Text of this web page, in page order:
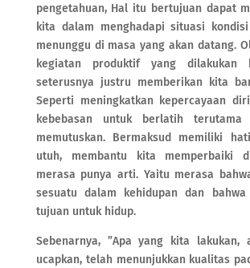
pengetahuan, Hal itu bertujuan dapat
kita dalam menghadapi situasi
menunggu di masa yang akan datang.
kegiatan produktif yang
seterusnya justru memberikan kita
Seperti meningkatkan kepercayaan
kebebasan untuk berlatih
memutuskan. Bermaksud memiliki
utuh, membantu kita memperbaiki
merasa punya arti. Yaitu merasa
sesuatu dalam kehidupan dan
tujuan untuk hidup.
Sebenarnya, ”Apa yang kita lakukan,
ucapkan, telah menunjukkan kualitas